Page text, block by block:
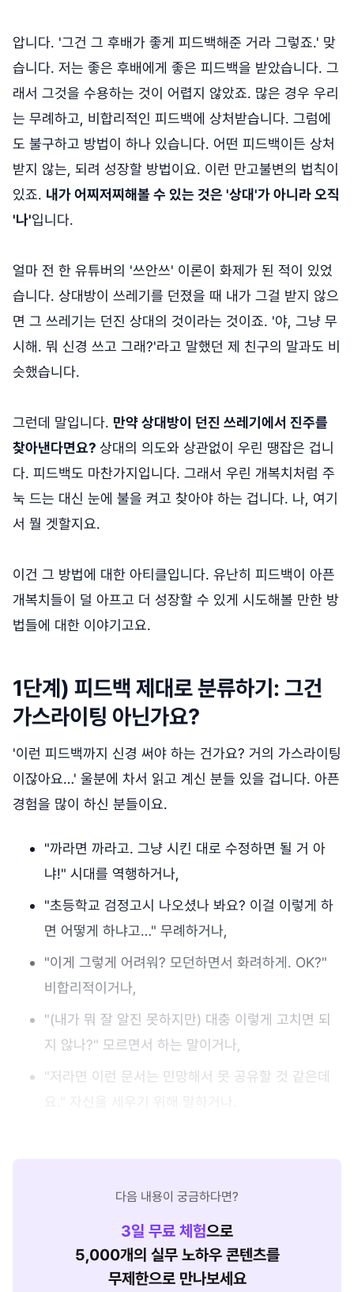
압니다. '그건 그 후배가 좋게 피드백해준 거라 그렇죠.' 맞
습니다. 저는 좋은 후배에게 좋은 피드백을 받았습니다. 그
래서 그것을 수용하는 것이 어렵지 않았죠. 많은 경우 우리
는 무례하고, 비합리적인 피드백에 상처받습니다. 그럼에
도 불구하고 방법이 하나 있습니다. 어떤 피드백이든 상처
받지 않는, 되려 성장할 방법이요. 이런 만고불변의 법칙이
있죠. 내가 어찌저찌해볼 수 있는 것은 '상대'가 아니라 오직
'나'입니다.
얼마 전 한 유튜버의 '쓰안쓰' 이론이 화제가 된 적이 있었
습니다. 상대방이 쓰레기를 던졌을 때 내가 그걸 받지 않으
면 그 쓰레기는 던진 상대의 것이라는 것이죠. '야, 그냥 무
시해. 뭐 신경 쓰고 그래?'라고 말했던 제 친구의 말과도 비
슷했습니다.
그런데 말입니다. 만약 상대방이 던진 쓰레기에서 진주를
찾아낸다면요? 상대의 의도와 상관없이 우린 땡잡은 겁니
다. 피드백도 마찬가지입니다. 그래서 우린 개복치처럼 주
눅 드는 대신 눈에 불을 켜고 찾아야 하는 겁니다. 나, 여기
서 뭘 겟할지요.
이건 그 방법에 대한 아티클입니다. 유난히 피드백이 아픈
개복치들이 덜 아프고 더 성장할 수 있게 시도해볼 만한 방
법들에 대한 이야기고요.
1단계) 피드백 제대로 분류하기: 그건
가스라이팅 아닌가요?
'이런 피드백까지 신경 써야 하는 건가요? 거의 가스라이팅
이잖아요…' 울분에 차서 읽고 계신 분들 있을 겁니다. 아픈
경험을 많이 하신 분들이요.
"까라면 까라고. 그냥 시킨 대로 수정하면 될 거 아
냐!" 시대를 역행하거나,
"초등학교 검정고시 나오셨나 봐요? 이걸 이렇게 하
면 어떻게 하냐고…" 무례하거나,
"이게 그렇게 어려워? 모던하면서 화려하게. OK?"
비합리적이거나,
"(내가 뭐 잘 알진 못하지만) 대충 이렇게 고치면 되
지 않나?" 모르면서 하는 말이거나,
"저라면 이런 문서는 민망해서 못 공유할 것 같은데
다음 내용이 궁금하다면?
3일 무료 체험으로
5,000개의 실무 노하우 콘텐츠를
무제한으로 만나보세요